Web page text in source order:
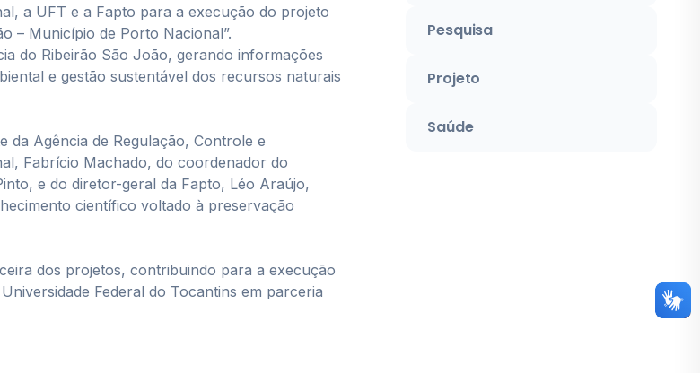
a UFT e a Fapto para a execução do projeto
– Município de Porto Nacional”.
do Ribeirão São João, gerando informações
e gestão sustentável dos recursos naturais
da Agência de Regulação, Controle e
Fabrício Machado, do coordenador do
e do diretor-geral da Fapto, Léo Araújo,
científico voltado à preservação
dos projetos, contribuindo para a execução
Federal do Tocantins em parceria
Pesquisa
Projeto
Saúde